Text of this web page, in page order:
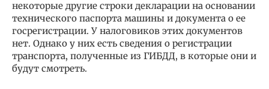
некоторые другие строки декларации на основании
технического паспорта машины и документа о ее
госрегистрации. У налоговиков этих документов
нет. Однако у них есть сведения о регистрации
транспорта, полученные из ГИБДД, в которые они и
будут смотреть.